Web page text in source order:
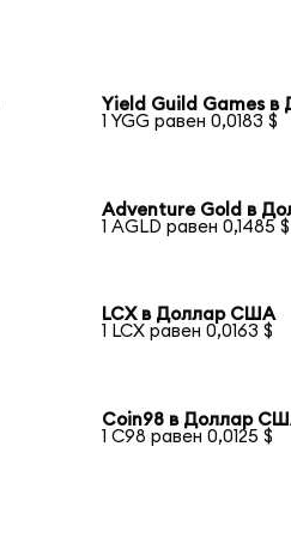
Yield Guild Games
1 YGG равен 0,0183 $
Adventure Gold в
1 AGLD равен 0,1485 $
LCX в Доллар США
1 LCX равен 0,0163 $
Coin98 в Доллар
1 C98 равен 0,0125 $